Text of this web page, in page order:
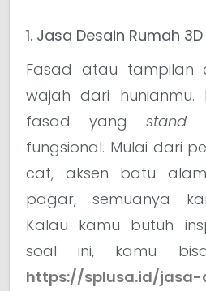
1. Jasa Desain Rumah
Fasad atau tampilan
wajah dari hunianmu.
fasad yangstand
fungsional. Mulai dari
cat, aksen batu
pagar, semuanya
Kalau kamu butuh
soal ini, kamu
https://splusa.id/